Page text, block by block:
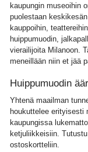
kaupungin museoihin
puolestaan
kauppoihin,
huippumuodin,
vierailijoita Milanoon.
meneillään niin et jää
Huippumuodin
Yhtenä maailman
houkuttelee erityisesti
kaupungissa
ketjuliikkeisiin.
ostoskortteliin.